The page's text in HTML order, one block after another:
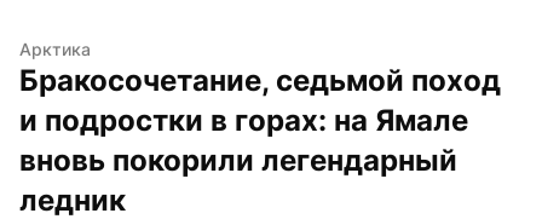
Арктика
Бракосочетание, седьмой поход
и подростки в горах: на Ямале
вновь покорили легендарный
ледник